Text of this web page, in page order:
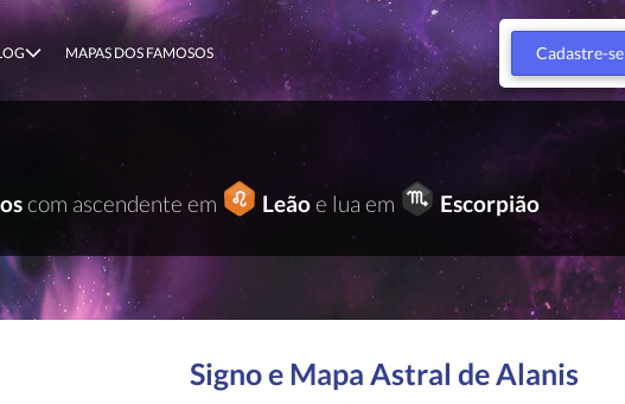
MAPAS DOS FAMOSOS Cadastre-se
com ascendente em Leãoe lua em Escorpião
Signo e Mapa Astral de Alanis